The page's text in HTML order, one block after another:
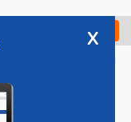
Check in
x